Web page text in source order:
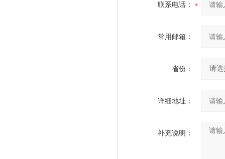
联系电话：
常用邮箱：
省份：
详细地址：
补充说明：